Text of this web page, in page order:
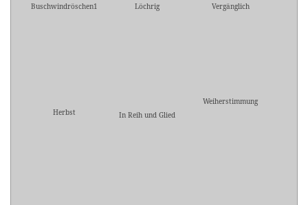
Buschwindröschen1 Löchrig Vergänglich
Herbst In Reih und Glied
Weiherstimmung